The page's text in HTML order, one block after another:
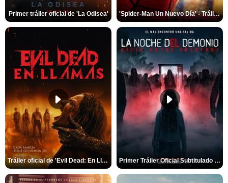
Primer tráiler oficial de 'La Odisea' 'Spider-Man Un Nuevo Día' - Tráiler oficial subtitulado
Tráiler oficial de 'Evil Dead: En Llamas' Primer Tráiler Oficial Subtitulado de 'La Noche Del Demonio: Están Entre Nosotros'